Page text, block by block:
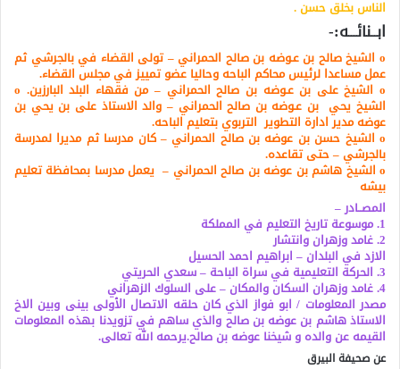
الناس بخلق حسن .
ابــنائـــه:-
o الشيخ صالح بن عـوضه بن صالح الحمراني – تولى القضاء في بالجرشي ثم
عمل مساعدا لرئيس محاكم الباحه وحاليا عضو تمييز في مجلس القضاء.
o الشيخ على بن عـوضه بن صالح الحمراني – من فقهاء البلد البارزين .
o
الشيخ يحي بن عـوضه بن صالح الحمراني – والد الاستاذ على بن يحي بن
عوضه مدير ادارة التطوير التربوي بتعليم الباحه.
o الشيخ حسن بن عوضه بن صالح الحمراني – كان مدرسا ثم مديرا لمدرسة
بالجرشي – حتى تقاعده.
o الشيخ هاشم بن عوضه بن صالح الحمراني – يعمل مدرسا بمحافظة تعليم
بيشه
المصــادر –
1. موسوعة تاريخ التعليم في المملكة
2. غامد وزهران وانتشار
الازد في البلدان – ابراهيم احمد الحسيل
3. الحركة التعليمية في سراة الباحة – سعدي الحريتي
4. غامد وزهران السكان والمكان – على السلوك الزهراني
مصدر المعلومات / ابو فواز الذي كان حلقه الاتصال الأولى بينى وبين الاخ
الاستاذ هاشم بن عوضه بن صالح والذي ساهم في تزويدنا بهذه المعلومات
القيمه عن والده و شيخنا عوضه بن صالح.يرحمه الله تعالى.
عن صحيفة البيرق